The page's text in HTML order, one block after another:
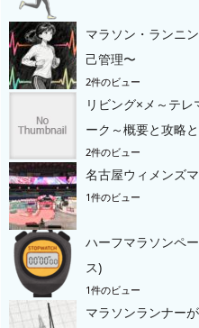
マラソン・ランニ
己管理〜
2件のビュー
リビング×メ～テ
ーク～概要と攻略
2件のビュー
名古屋ウィメンズ
1件のビュー
ハーフマラソンペ
ス)
1件のビュー
マラソンランナー